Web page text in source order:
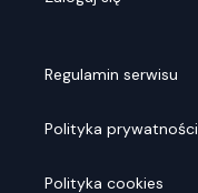
Regulamin serwisu
Polityka prywatności
Polityka cookies